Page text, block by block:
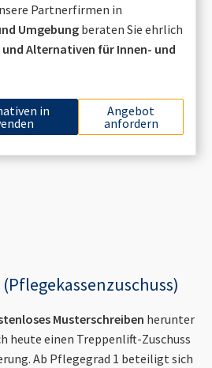
Partnerfirmen in
Umgebung beraten Sie ehrlich
Alternativen für Innen- und
in
Angebot
anfordern
(Pflegekassenzuschuss)
Musterschreiben herunter
heute einen Treppenlift-Zuschuss
Ab Pflegegrad 1 beteiligt sich